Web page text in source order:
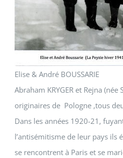
Elise & André BOUSSARIE
Abraham KRYGER et Rejna (née
originaires de Pologne ,tous
Dans les années 1920-21,
l’antisémitisme de leur pays ils
se rencontrent à Paris et se